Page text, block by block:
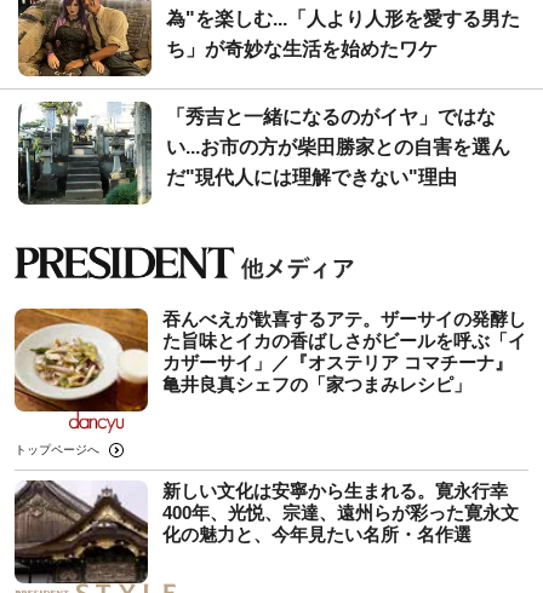
為"を楽しむ...「人より人形を愛する男た
ち」が奇妙な生活を始めたワケ
「秀吉と一緒になるのがイヤ」ではな
い...お市の方が柴田勝家との自害を選ん
だ"現代人には理解できない"理由
吞んべえが歓喜するアテ。ザーサイの発酵し
た旨味とイカの香ばしさがビールを呼ぶ「イ
カザーサイ」／『オステリア コマチーナ』
⻲井良真シェフの「家つまみレシピ」
トップページへ
新しい文化は安寧から生まれる。寛永行幸
400年、光悦、宗達、遠州らが彩った寛永文
化の魅力と、今年見たい名所・名作選